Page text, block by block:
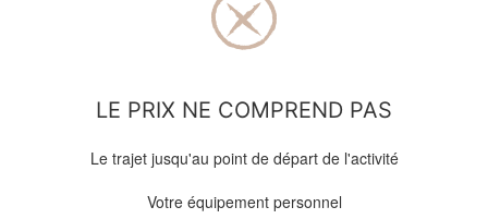
LE PRIX NE COMPREND PAS
Le trajet jusqu'au point de départ de l'activité
Votre équipement personnel